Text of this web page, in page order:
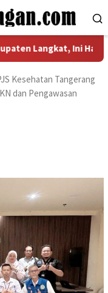
Ini Hasil
Kesehatan Tangerang
dan Pengawasan